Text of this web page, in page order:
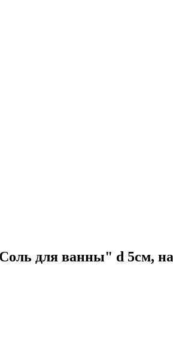
для ванны" d 5см, на